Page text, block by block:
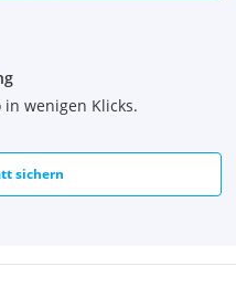
wenigen Klicks.
sichern